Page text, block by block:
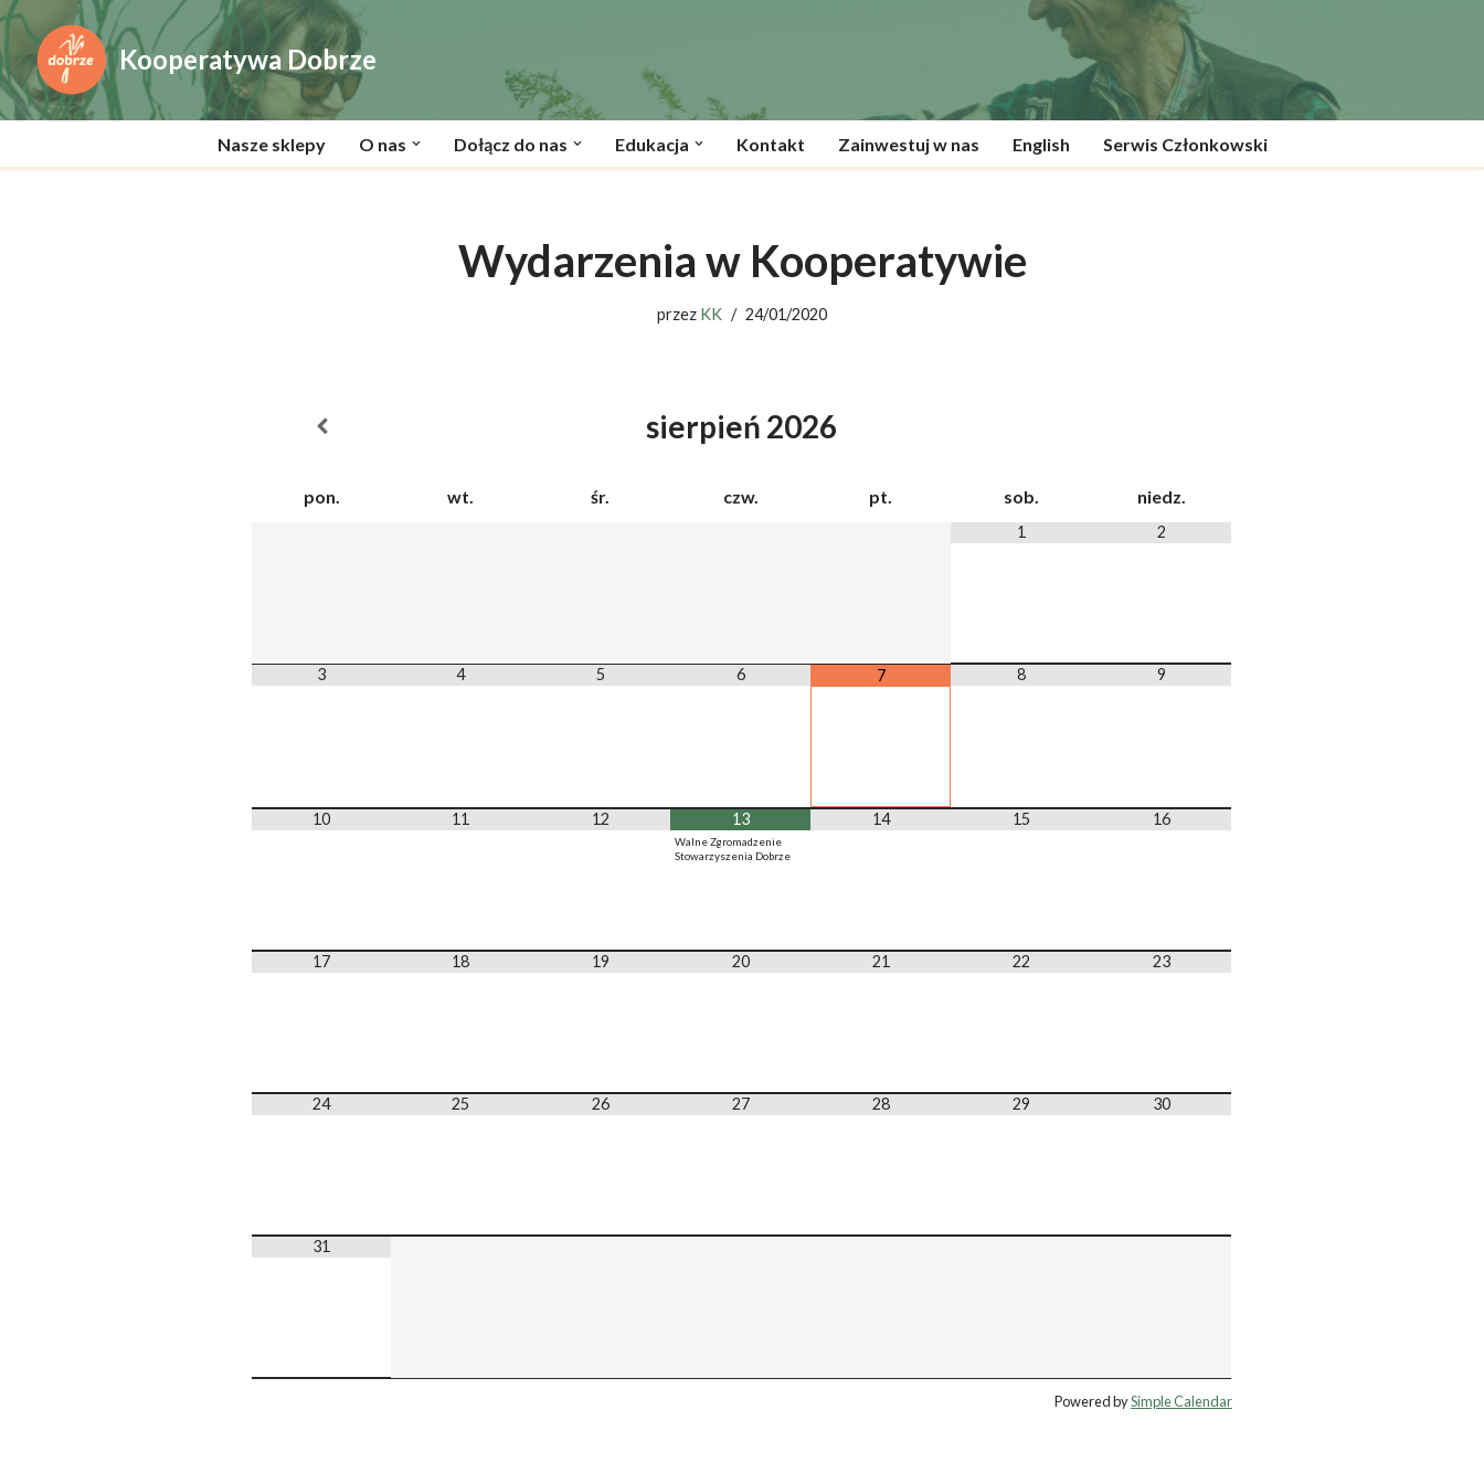
Przejdź
do
treści
Kooperatywa Dobrze
Nasze sklepy O nas Dołącz do nas Edukacja Kontakt Zainwestuj w nas English Serwis Członkowski
Wydarzenia w Kooperatywie
przez KK 24/01/2020
sierpień 2026
pon. wt. śr. czw. pt. sob. niedz.
1 2
3 4 5 6 7 8 9
10 11 12 13
Walne Zgromadzenie
Stowarzyszenia Dobrze
14 15 16
17 18 19 20 21 22 23
24 25 26 27 28 29 30
31
Powered bySimple Calendar